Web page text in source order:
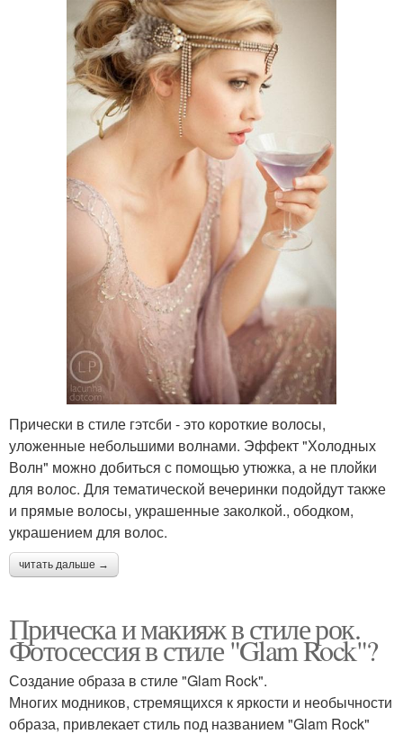
Фотосессия в стиле
Свадебные прически и
макияж
Сделать макияж
прическу
Прическа в ретро стиле
Свадьба в стиле Прически в ретро стиле
Стиль для детей Прически в ретро-стиле
Прическа для
вечеринки
Интересная прическа
Укладка в стиле
Картинки макияжа и
прически
Прически в стиле гэтсби - это короткие волосы,
уложенные небольшими волнами. Эффект "Холодных
Волн" можно добиться с помощью утюжка, а не плойки
для волос. Для тематической вечеринки подойдут также
и прямые волосы, украшенные заколкой., ободком,
украшением для волос.
читать дальше →
Прическа и макияж в стиле рок.
Фотосессия в стиле "Glam Rock"?
Создание образа в стиле "Glam Rock".
Многих модников, стремящихся к яркости и необычности
образа, привлекает стиль под названием "Glam Rock"